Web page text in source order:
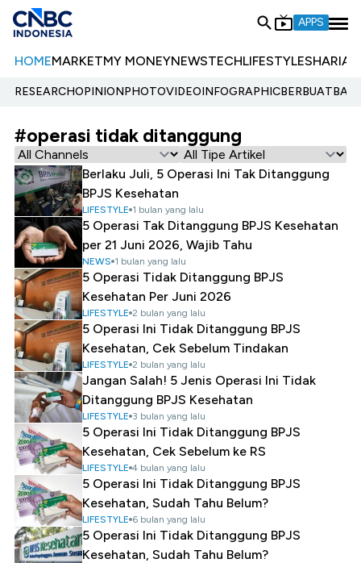
APPS
HOMEMARKETMY MONEYNEWSTECHLIFESTYLESHARIA
RESEARCHOPINIONPHOTOVIDEOINFOGRAPHIC
#operasi tidak ditanggung
Berlaku Juli, 5 Operasi Ini Tak Ditanggung
BPJS Kesehatan
LIFESTYLE 1 bulan yang lalu
5 Operasi Tak Ditanggung BPJS Kesehatan
per 21 Juni 2026, Wajib Tahu
NEWS 1 bulan yang lalu
5 Operasi Tidak Ditanggung BPJS
Kesehatan Per Juni 2026
LIFESTYLE 2 bulan yang lalu
5 Operasi Ini Tidak Ditanggung BPJS
Kesehatan, Cek Sebelum Tindakan
LIFESTYLE 2 bulan yang lalu
Jangan Salah! 5 Jenis Operasi Ini Tidak
Ditanggung BPJS Kesehatan
LIFESTYLE 3 bulan yang lalu
5 Operasi Ini Tidak Ditanggung BPJS
Kesehatan, Cek Sebelum ke RS
LIFESTYLE 4 bulan yang lalu
5 Operasi Ini Tidak Ditanggung BPJS
Kesehatan, Sudah Tahu Belum?
LIFESTYLE 6 bulan yang lalu
5 Operasi Ini Tidak Ditanggung BPJS
Kesehatan, Sudah Tahu Belum?